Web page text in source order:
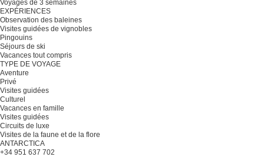
Voyages de 3 semaines
EXPÉRIENCES
Observation des baleines
Visites guidées de vignobles
Pingouins
Séjours de ski
Vacances tout compris
TYPE DE VOYAGE
Aventure
Privé
Visites guidées
Culturel
Vacances en famille
Visites guidées
Circuits de luxe
Visites de la faune et de la flore
ANTARCTICA
+34 951 637 702